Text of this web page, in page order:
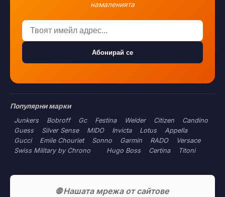
намаленията
Абонирай се
Популярни марки
Junkers Bobroff Gc Festina Welder Citizen
Candino
Guess
Silver Sense MIDO Invicta Lotus
Appella
Gucci
Emile Chouriet Sonno Garmin RADO
Versace
Swiss Military by Chrono
Hugo Boss Certina Titoni
🌐 Нашата мрежа от сайтове